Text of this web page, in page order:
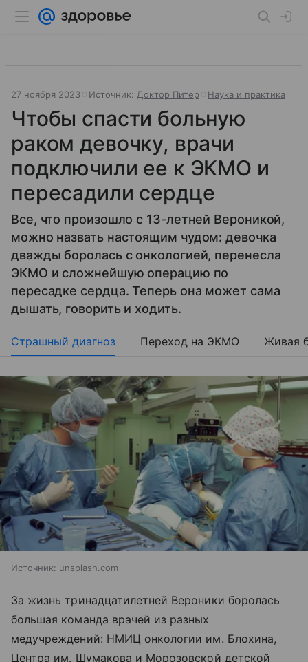
27 ноября 2023 Источник: Доктор Питер Наука и практика
Чтобы спасти больную
раком девочку, врачи
подключили ее к ЭКМО и
пересадили сердце
Все, что произошло с 13-летней Вероникой,
можно назвать настоящим чудом: девочка
дважды боролась с онкологией, перенесла
ЭКМО и сложнейшую операцию по
пересадке сердца. Теперь она может сама
дышать, говорить и ходить.
Страшный диагноз Переход на ЭКМО Живая
Источник: unsplash.com
За жизнь тринадцатилетней Вероники боролась
большая команда врачей из разных
медучреждений: НМИЦ онкологии им. Блохина,
Центра им. Шумакова и Морозовской детской